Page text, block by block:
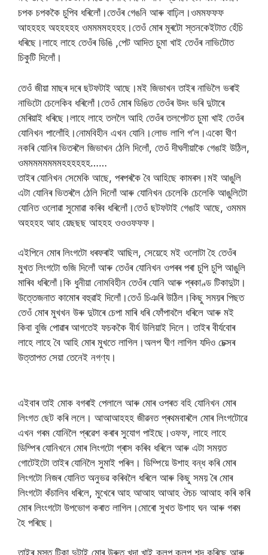
চপক চপককৈ চুপিব ধৰিলোঁ।তেওঁৰ গেঙনি আৰু বাঢ়িল।ওমমফফফ
আহহহহ অহহহহহ ওমমমমহহহহ।তেওঁ মোৰ মূৰটো স্তনকেইটাত হেঁচি
ধৰিছে।লাহে লাহে তেওঁৰ ডিঙি ,পেট আদিত চুমা খাই তেওঁৰ নাভিটোত
চিকুটি দিলোঁ।
তেওঁ জীয়া মাছৰ দৰে ছটফটাই আছে।মই জিভাখন তাইৰ নাভিলৈ ভৰাই
নাভিটো চেলেকিব ধৰিলোঁ।তেওঁ মোৰ ডিঙিত তেওঁৰ উদং ভৰি দুটাৰে
মেৰিয়াই ধৰিছে।লাহে লাহে তললৈ আহি তেওঁৰ তলপেটত চুমা খাই তেওঁৰ
যোনিখন পালোঁহি।নোমবিহীন এখন যোনি।লোভ লাগি গ’ল।একো ঘীণ
নকৰি যোনিৰ ভিতৰলৈ জিভাখন ঠেলি দিলোঁ, তেওঁ দীঘলীয়াকৈ গেঙাই উঠিল,
ওমমমমমমমমহহহহহহ……
তাইৰ যোনিখন সেমেকি আছে, পৰপৰকৈ বৈ আহিছে কামৰস।মই আঙুলি
এটা যোনিৰ ভিতৰলৈ ঠেলি দিলোঁ আৰু যোনিখন চেলেকি চেলেকি আঙুলিটো
যোনিত ওলোৱা সুমোৱা কৰিব ধৰিলোঁ।তেওঁ ছটফটাই গেঙাই আছে, ওমমম
অহহহহ আহ য়েছছছ আহহহ ওওওফফফ।
এইপিনে মোৰ লিংগটো ধৰফৰাই আছিল, সেয়েহে মই ওলোটা হৈ তেওঁৰ
মুখত লিংগটো গুজি দিলোঁ আৰু তেওঁৰ যোনিখন ওপৰৰ পৰা চুপি চুপি আঙুলি
মাৰিব ধৰিলোঁ।কি ধুনীয়া নোমবিহীন তেওঁৰ যোনি আৰু প্ৰকাণ্ড টিকাদুটা।
উত্তেজনাত কামোৰ বহুৱাই দিলোঁ।তেওঁ চিঞৰি উঠিল।কিছু সময়ৰ পিছত
তেওঁ মোৰ মুখখন উৰু দুটাৰে চেপা মাৰি ধৰি ফোঁপাবলৈ ধৰিলে আৰু মই
কিবা বুজি পোৱাৰ আগতেই ফচককৈ বীৰ্য উলিয়াই দিলে। তাইৰ বীৰ্যবোৰ
লাহে লাহে বৈ আহি মোৰ মুখতে লাগিল।অলপ ঘীণ লাগিল যদিও চেক্সৰ
উত্তাপত সেয়া তেনেই নগণ্য।
এইবাৰ তাই মোক বগৰাই পেলালে আৰু মোৰ ওপৰত বহি যোনিখন মোৰ
লিংগত ছেট কৰি ললে। আআআহহহ জীৱনত প্ৰথমবাৰলৈ মোৰ লি‌ংগটোৱে
এখন গৰম যোনিলৈ প্ৰৱেশ কৰাৰ সুযোগ পাইছে।ওফফ, লাহে লাহে
ডিম্পিৰ যোনিখনে মোৰ লিংগটো গ্ৰাস কৰিব ধৰিলে আৰু এটা সময়ত
গোটেইটো তাইৰ যোনিলৈ সুমাই পৰিল। ডিম্পিয়ে উশাহ বন্ধ কৰি মোৰ
লিংগটো নিজৰ যোনিত অনুভৱ কৰিবলৈ ধৰিলে আৰু কিছু সময় ৰৈ মোৰ
লিংগটো কঁচালিব ধৰিলে, মুখেৰে আহ আআহ আআহ ঔচচ আআহ কৰি কৰি
মোৰ লিংংগটো উপভোগ কৰাত লাগিল।মোৰো সুখত উশাহ ঘন আৰু গৰম
হৈ পৰিছে।